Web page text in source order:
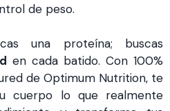
de peso.
una proteína; buscas
en cada batido. Con 100%
de Optimum Nutrition, te
cuerpo lo que realmente